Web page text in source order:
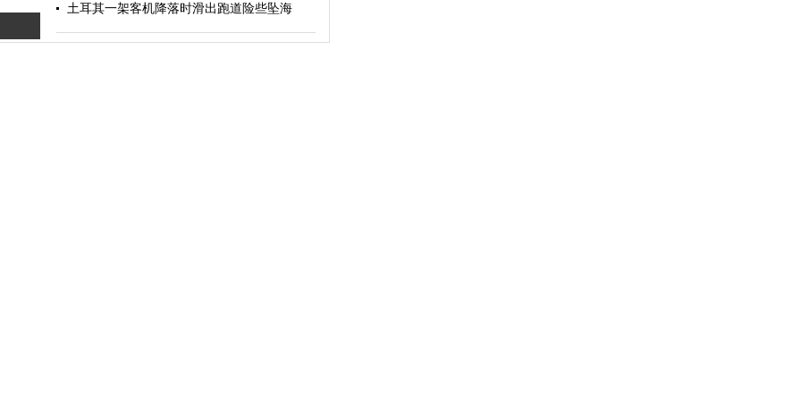
土耳其一架客机降落时滑出跑道险些坠海